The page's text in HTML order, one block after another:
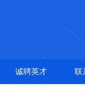
诚聘英才 联